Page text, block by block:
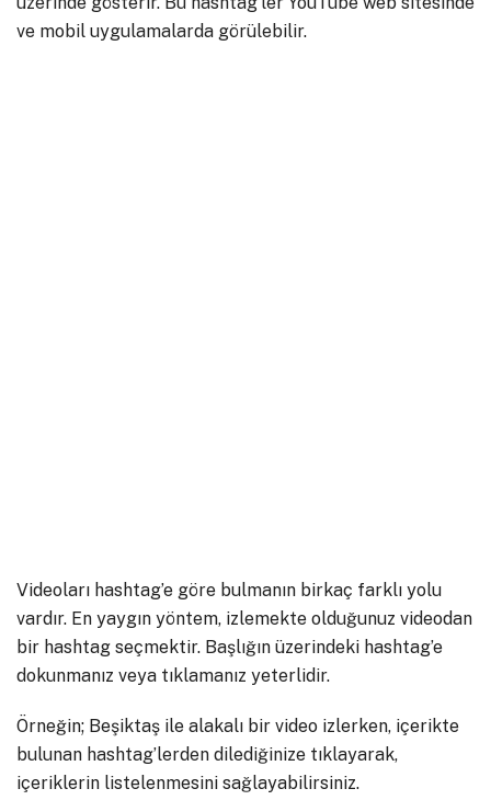
ve mobil uygulamalarda görülebilir.
Videoları hashtag’e göre bulmanın birkaç farklı yolu
vardır. En yaygın yöntem, izlemekte olduğunuz videodan
bir hashtag seçmektir. Başlığın üzerindeki hashtag’e
dokunmanız veya tıklamanız yeterlidir.
Örneğin; Beşiktaş ile alakalı bir video izlerken, içerikte
bulunan hashtag’lerden dilediğinize tıklayarak,
içeriklerin listelenmesini sağlayabilirsiniz.